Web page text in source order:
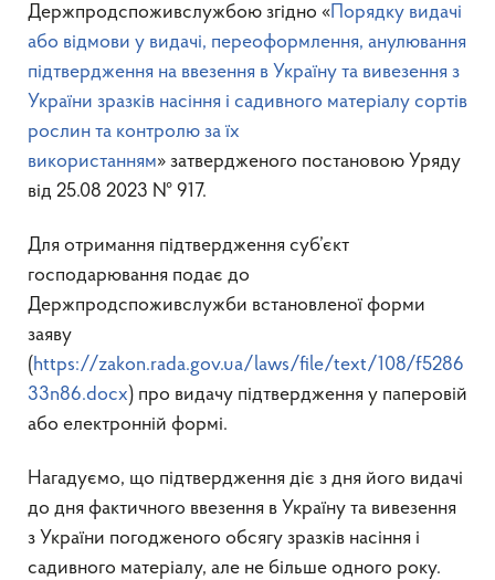
Держпродспоживслужбою згідно «Порядку видачі
або відмови у видачі, переоформлення, анулювання
підтвердження на ввезення в Україну та вивезення з
України зразків насіння і садивного матеріалу сортів
рослин та контролю за їх
використанням» затвердженого постановою Уряду
від 25.08 2023 № 917.
Для отримання підтвердження суб’єкт
господарювання подає до
Держпродспоживслужби встановленої форми
заяву
(https://zakon.rada.gov.ua/laws/file/text/108/f5286
33n86.docx) про видачу підтвердження у паперовій
або електронній формі.
Нагадуємо, що підтвердження діє з дня його видачі
до дня фактичного ввезення в Україну та вивезення
з України погодженого обсягу зразків насіння і
садивного матеріалу, але не більше одного року.